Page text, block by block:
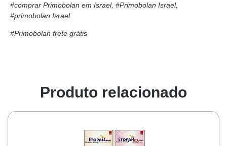
#comprar Primobolan em Israel, #Primobolan Israel,
#primobolan Israel
#Primobolan frete grátis
Produto relacionado